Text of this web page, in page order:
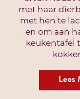
met haar
met hen te
en om aan
keukentafel
Lees